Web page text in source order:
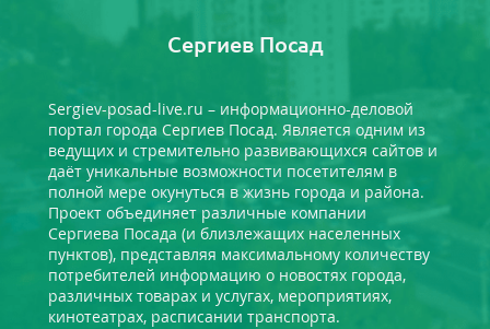
Сергиев Посад
Sergiev-posad-live.ru – информационно-деловой
портал города Сергиев Посад. Является одним из
ведущих и стремительно развивающихся сайтов и
даёт уникальные возможности посетителям в
полной мере окунуться в жизнь города и района.
Проект объединяет различные компании
Сергиева Посада (и близлежащих населенных
пунктов), представляя максимальному количеству
потребителей информацию о новостях города,
различных товарах и услугах, мероприятиях,
кинотеатрах, расписании транспорта.